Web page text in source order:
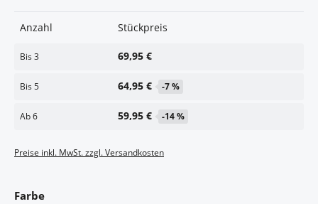
Anzahl Stückpreis
Bis3 69,95 €
Bis5 64,95 € -7 %
Ab6 59,95 € -14 %
Preise inkl. MwSt. zzgl. Versandkosten
Farbeauswählen